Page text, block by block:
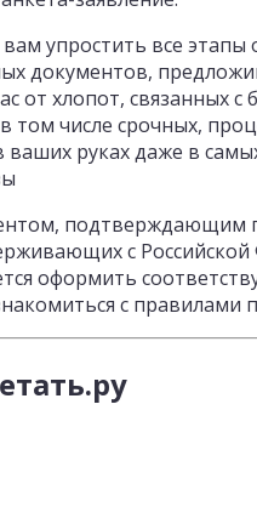
упростить все
документов,
от хлопот, связанных
числе срочных,
руках даже в
подтверждающим
с
оформить
с